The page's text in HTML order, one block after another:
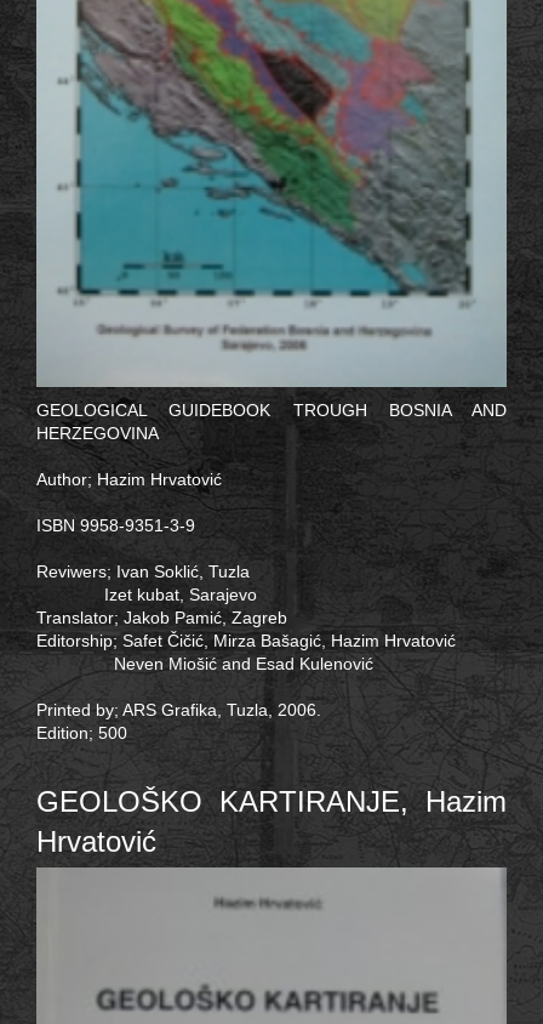
GEOLOGICAL GUIDEBOOK TROUGH BOSNIA AND
HERZEGOVINA
Author; Hazim Hrvatović
ISBN 9958-9351-3-9
Reviwers; Ivan Soklić, Tuzla
Izet kubat, Sarajevo
Translator; Jakob Pamić, Zagreb
Editorship; Safet Čičić, Mirza Bašagić, Hazim Hrvatović
Neven Miošić and Esad Kulenović
Printed by; ARS Grafika, Tuzla, 2006.
Edition; 500
GEOLOŠKO KARTIRANJE, Hazim
Hrvatović